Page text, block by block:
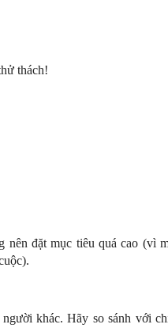
thách!
nên đặt mục tiêu quá cao (vì
khác. Hãy so sánh với